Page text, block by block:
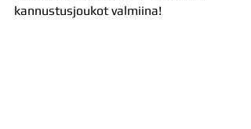
kannustusjoukot valmiina!